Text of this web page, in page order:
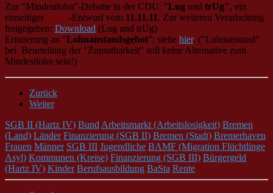
Zur "Mindestlohn"-Debatte in der CDU: "Lug und trUg", ein
einseitiger BIAJ-Entwurf vom 11.11.11. Zur weiteren Verarbeitung
freigegeben: Download (Lug und trUg)
Erinnerung an "Lohnanstandsgebot": siehe hier. ("Lohnanstand"
bei Beurteilung der "Zumutbarkeit" soll keine Alternative zum
Mindestlohn sein!)
Zurück
Weiter
SGB II (Hartz IV) Bund Arbeitsmarkt (Arbeitslosigkeit) Bremen
(Land) Länder Finanzierung (SGB II) Bremen (Stadt) Bremerhaven
Frauen Männer SGB III Jugendliche BAMF (Migration Flüchtlinge
Asyl) Kommunen (Kreise) Finanzierung (SGB III) Bürgergeld
(Hartz IV) Kinder Berufsausbildung BaSta Rente